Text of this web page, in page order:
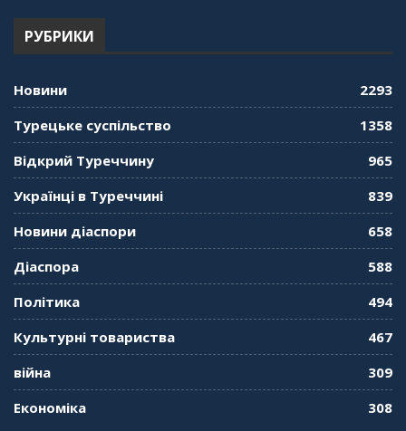
РУБРИКИ
Новини
2293
Турецьке суспільство
1358
Відкрий Туреччину
965
Українці в Туреччині
839
Новини діаспори
658
Діаспора
588
Політика
494
Культурні товариства
467
війна
309
Економіка
308